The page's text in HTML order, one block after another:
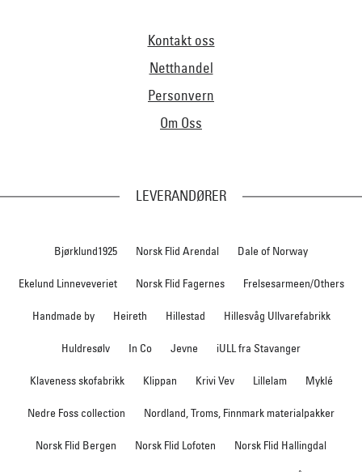
Kontakt oss
Netthandel
Personvern
Om Oss
LEVERANDØRER
Bjørklund1925 Norsk Flid Arendal Dale of Norway
Ekelund Linneveveriet Norsk Flid Fagernes Frelsesarmeen/Others
Handmade by Heireth Hillestad Hillesvåg Ullvarefabrikk
Huldresølv In Co Jevne iULL fra Stavanger
Klaveness skofabrikk Klippan Krivi Vev Lillelam Myklé
Nedre Foss collection Nordland, Troms, Finnmark materialpakker
Norsk Flid Bergen Norsk Flid Lofoten Norsk Flid Hallingdal